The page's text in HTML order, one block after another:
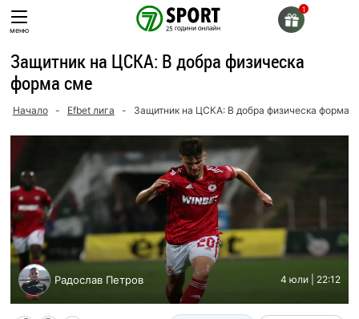
Skip
toменю
Защитник на ЦСКА: В добра физическа
форма сме
Начало - Efbet лига - Защитник на ЦСКА: В добра физическа форма
Радослав Петров 4 юли | 22:12